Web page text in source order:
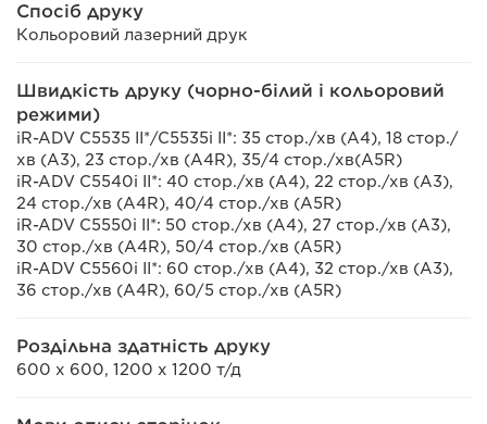
Спосіб друку
Кольоровий лазерний друк
Швидкість друку (чорно-білий і кольоровий
режими)
iR-ADV C5535 II*/C5535i II*: 35 стор./хв (A4), 18 стор./
хв (A3), 23 стор./хв (A4R), 35/4 стор./хв(A5R)
iR-ADV C5540i II*: 40 стор./хв (A4), 22 стор./хв (A3),
24 стор./хв (A4R), 40/4 стор./хв (A5R)
iR-ADV C5550i II*: 50 стор./хв (A4), 27 стор./хв (A3),
30 стор./хв (A4R), 50/4 стор./хв (A5R)
iR-ADV C5560i II*: 60 стор./хв (A4), 32 стор./хв (A3),
36 стор./хв (A4R), 60/5 стор./хв (A5R)
Роздільна здатність друку
600 x 600, 1200 x 1200 т/д